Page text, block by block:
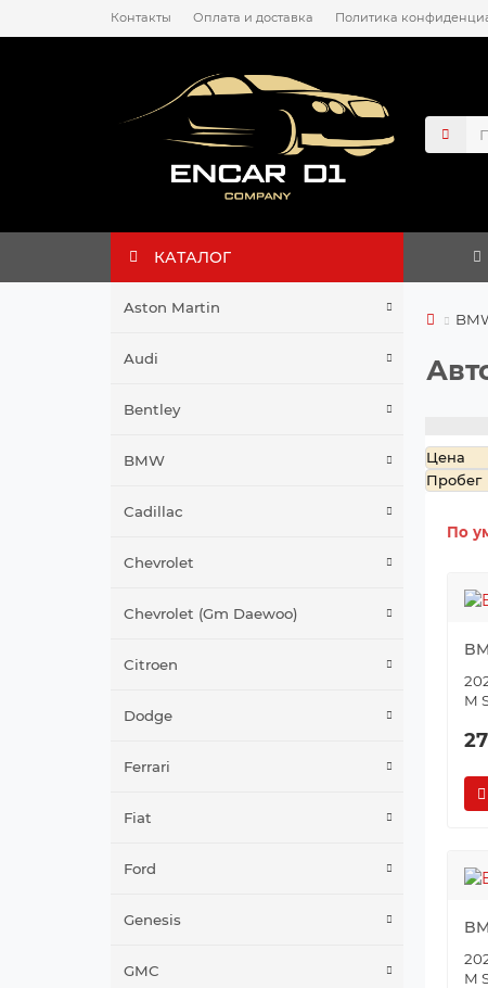
Контакты Оплата и доставка Политика
КАТАЛОГ
Aston Martin
Audi
Bentley
BMW
Cadillac
Chevrolet
Chevrolet (Gm Daewoo)
Citroen
Dodge
Ferrari
Fiat
Ford
Genesis
GMC
Цена
Пробег
По
M
M